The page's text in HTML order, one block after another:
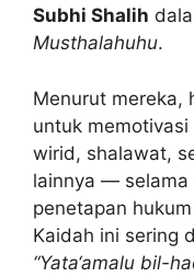
Subhi Shalih
Musthalahuhu.
Menurut mereka,
untuk
wirid, shalawat,
lainnya —
penetapan
Kaidah ini sering
“Yata‘amalu bil-